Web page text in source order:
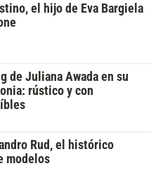
el hijo de Eva Bargiela
de Juliana Awada en su
rústico y con
Rud, el histórico
modelos